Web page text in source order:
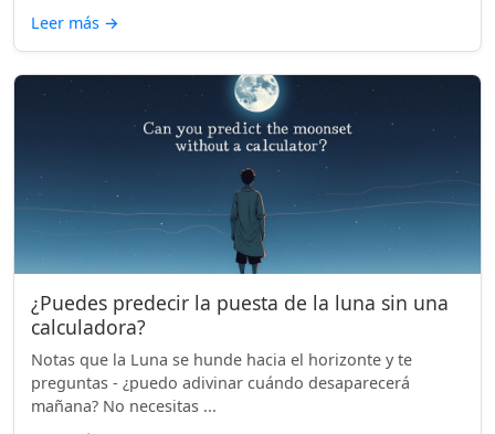
Leer más →
¿Puedes predecir la puesta de la luna sin una
calculadora?
Notas que la Luna se hunde hacia el horizonte y te
preguntas - ¿puedo adivinar cuándo desaparecerá
mañana? No necesitas ...